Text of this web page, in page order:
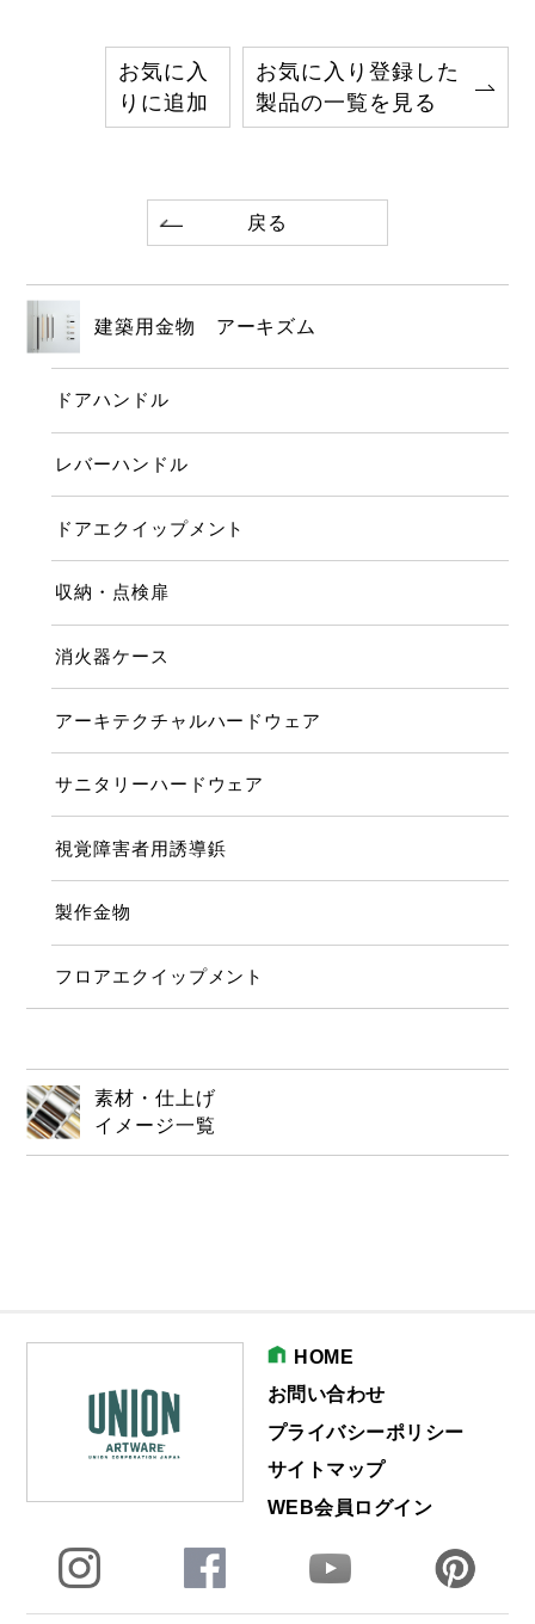
お気に入
りに追加
お気に入り登録した
製品の一覧を見る
戻る
建築用金物 アーキズム
ドアハンドル
レバーハンドル
ドアエクイップメント
収納・点検扉
消火器ケース
アーキテクチャルハードウェア
サニタリーハードウェア
視覚障害者用誘導鋲
製作金物
フロアエクイップメント
素材・仕上げ
イメージ一覧
HOME
お問い合わせ
プライバシーポリシー
サイトマップ
WEB会員ログイン